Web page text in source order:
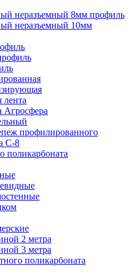
неразъемный 8мм профиль
неразъемный 10мм
лента
Агросфера
профилированного
С-8
поликарбоната
2 метра
3 метра
поликарбоната